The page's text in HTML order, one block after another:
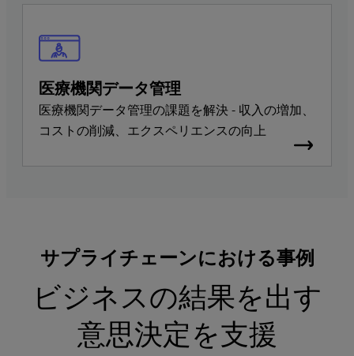
医療機関データ管理
医療機関データ管理の課題を解決 - 収入の増加、
コストの削減、エクスペリエンスの向上
サプライチェーンにおける事例
ビジネスの結果を出す
意思決定を支援